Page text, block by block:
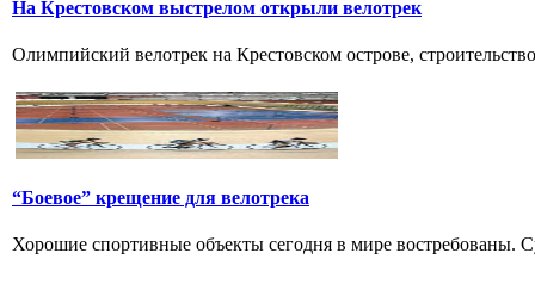
На Крестовском выстрелом открыли велотрек
Олимпийский велотрек на Крестовском острове,
“Боевое” крещение для велотрека
Хорошие спортивные объекты сегодня в мире востребованы.